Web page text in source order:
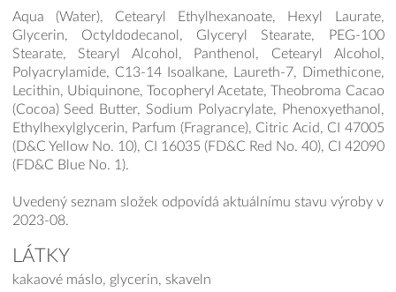
Aqua (Water), Cetearyl Ethylhexanoate, Hexyl Laurate,
Glycerin, Octyldodecanol, Glyceryl Stearate, PEG-100
Stearate, Stearyl Alcohol, Panthenol, Cetearyl Alcohol,
Polyacrylamide, C13-14 Isoalkane, Laureth-7, Dimethicone,
Lecithin, Ubiquinone, Tocopheryl Acetate, Theobroma Cacao
(Cocoa) Seed Butter, Sodium Polyacrylate, Phenoxyethanol,
Ethylhexylglycerin, Parfum (Fragrance), Citric Acid, CI 47005
(D&C Yellow No. 10), CI 16035 (FD&C Red No. 40), CI 42090
(FD&C Blue No. 1).
Uvedený seznam složek odpovídá aktuálnímu stavu výroby v
2023-08.
LÁTKY
kakaové máslo, glycerin, skaveln